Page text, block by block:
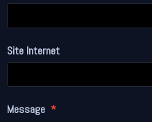
Site Internet
Message